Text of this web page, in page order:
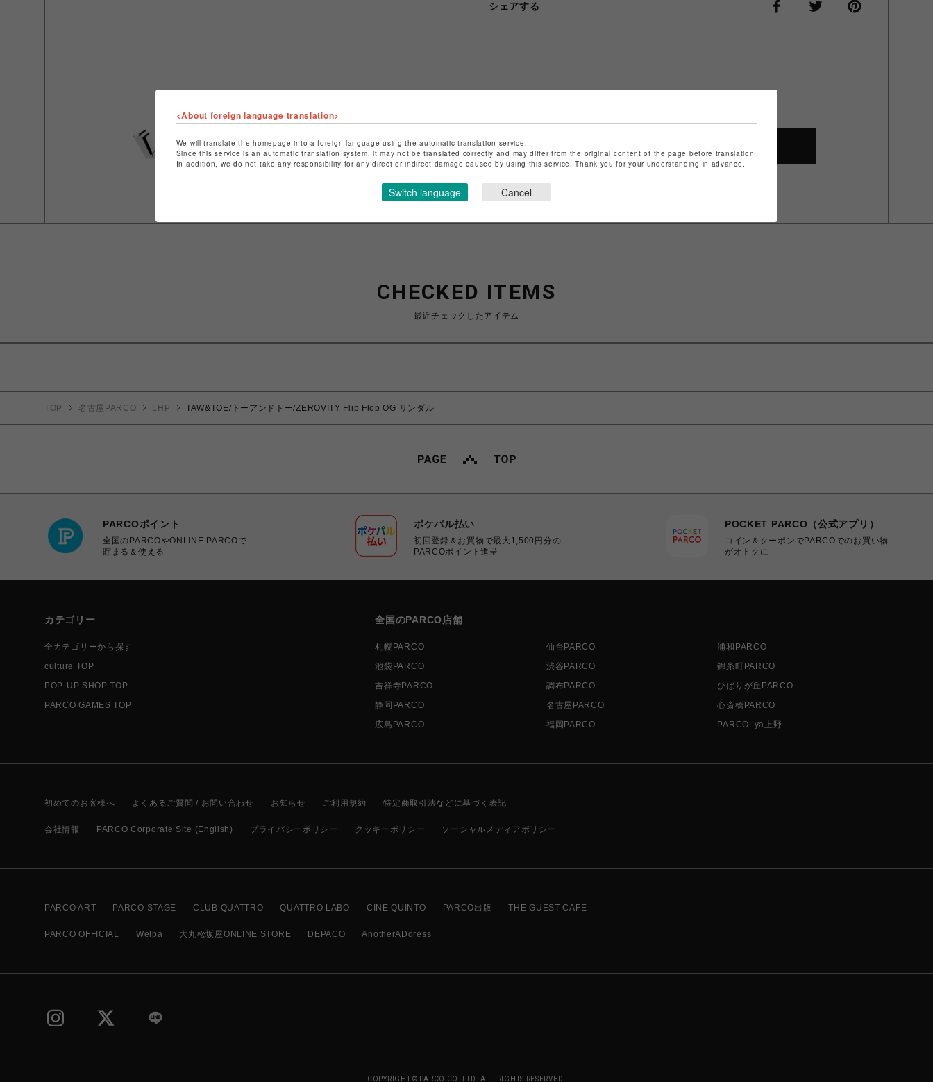
シェアする
ショップ名
特定商取引法など法令に基づく表記はこちら
CHECKED ITEMS
最近チェックしたアイテム
TOP 名古屋PARCO LHP TAW&TOE/トーアンドトー/ZEROVITY Flip Flop OG サンダル
PARCOポイント
全国のPARCOやONLINE PARCOで
貯まる＆使える
ポケパル払い
初回登録＆お買物で最大1,500円分の
PARCOポイント進呈
POCKET PARCO（公式アプリ）
コイン＆クーポンでPARCOでのお買い物
がオトクに
カテゴリー
全カテゴリーから探す
culture TOP
POP-UP SHOP TOP
PARCO GAMES TOP
全国のPARCO店舗
札幌PARCO 仙台PARCO
浦和PARCO
池袋PARCO
渋谷PARCO
錦糸町PARCO
吉祥寺PARCO
調布PARCO
ひばりが丘PARCO
静岡PARCO
名古屋PARCO
心斎橋PARCO
広島PARCO
福岡PARCO PARCO_ya上野
初めてのお客様へ よくあるご質問 / お問い合わせ お知らせ ご利用規約 特定商取引法などに基づく表記
会社情報 PARCO Corporate Site (English) プライバシーポリシー クッキーポリシー ソーシャルメディアポリシー
PARCO ART PARCO STAGE CLUB QUATTRO QUATTRO LABO CINE QUINTO PARCO出版 THE GUEST CAFE
PARCO OFFICIAL Welpa 大丸松坂屋ONLINE STORE DEPACO AnotherADdress
COPYRIGHT © PARCO CO.,LTD. ALL RIGHTS RESERVED.
<About foreign language translation>
We will translate the homepage into a foreign language using the automatic translation service.
Since this service is an automatic translation system, it may not be translated correctly and may differ from the original content of the page before translation.
In addition, we do not take any responsibility for any direct or indirect damage caused by using this service. Thank you for your understanding in advance.
Switch language Cancel